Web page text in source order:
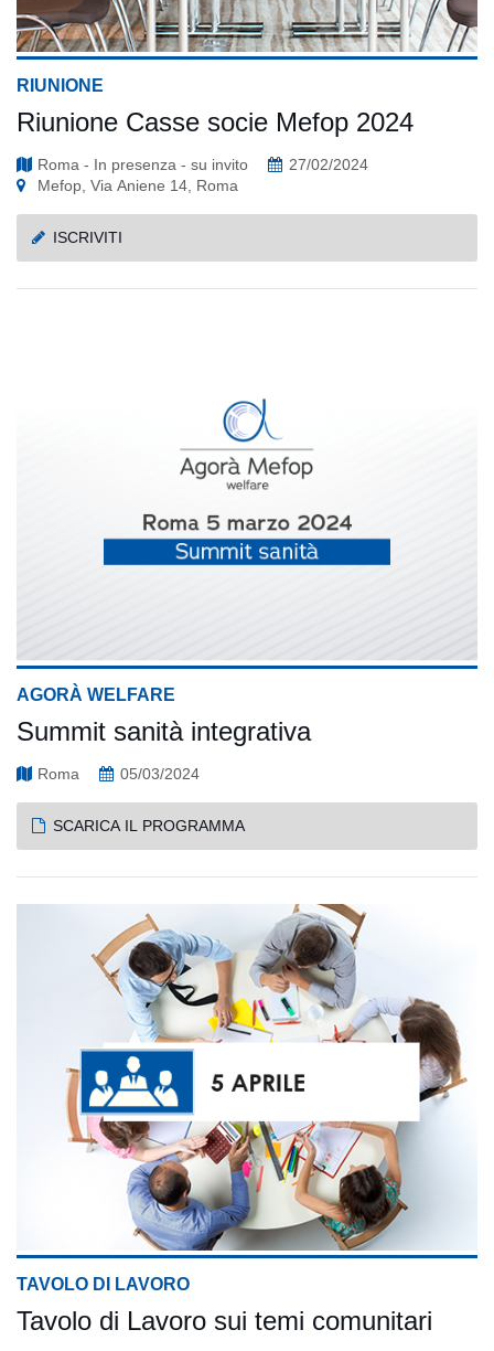
RIUNIONE
Riunione Casse socie Mefop 2024
Roma - In presenza - su invito
27/02/2024
Mefop, Via Aniene 14, Roma
ISCRIVITI
AGORÀ WELFARE
Summit sanità integrativa
Roma 05/03/2024
SCARICA IL PROGRAMMA
TAVOLO DI LAVORO
Tavolo di Lavoro sui temi comunitari